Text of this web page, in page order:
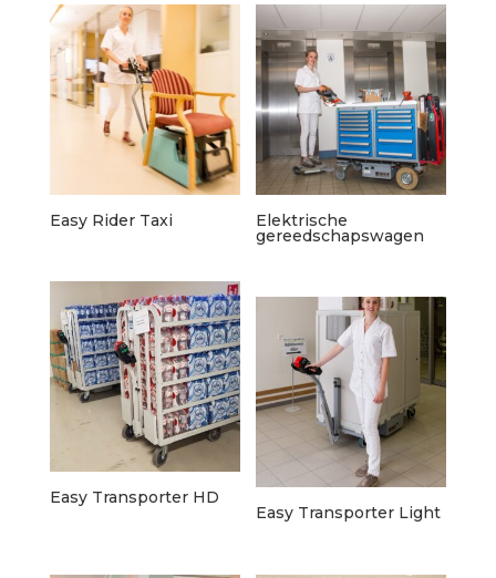
Easy Rider Taxi Elektrische
gereedschapswagen
Easy Transporter HD
Easy Transporter Light